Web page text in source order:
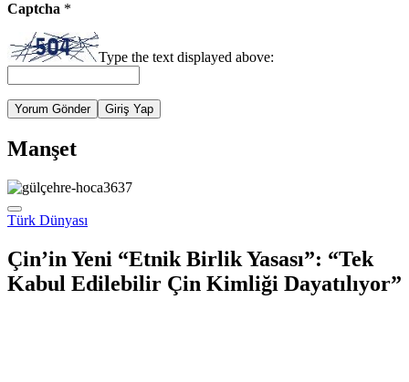
Captcha *
Type the text displayed above:
Yorum Gönder Giriş Yap
Manşet
Türk Dünyası
Çin’in Yeni “Etnik Birlik Yasası”: “Tek
Kabul Edilebilir Çin Kimliği Dayatılıyor”